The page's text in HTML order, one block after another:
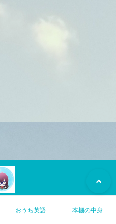
ち英語とDWEと京都で育児。
おうち英語 本棚の中身